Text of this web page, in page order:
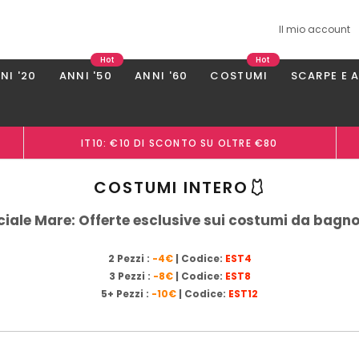
Il mio account
'20 ANNI '50
Hot
ANNI '60 COSTUMI
Hot
SCARPE E
IT10: €10 DI SCONTO SU OLTRE €80
COSTUMI INTERO🩱
Mare: Offerte esclusive sui costumi da
2 Pezzi : -4€| Codice: EST4
3 Pezzi : -8€| Codice: EST8
5+ Pezzi : -10€ | Codice: EST12